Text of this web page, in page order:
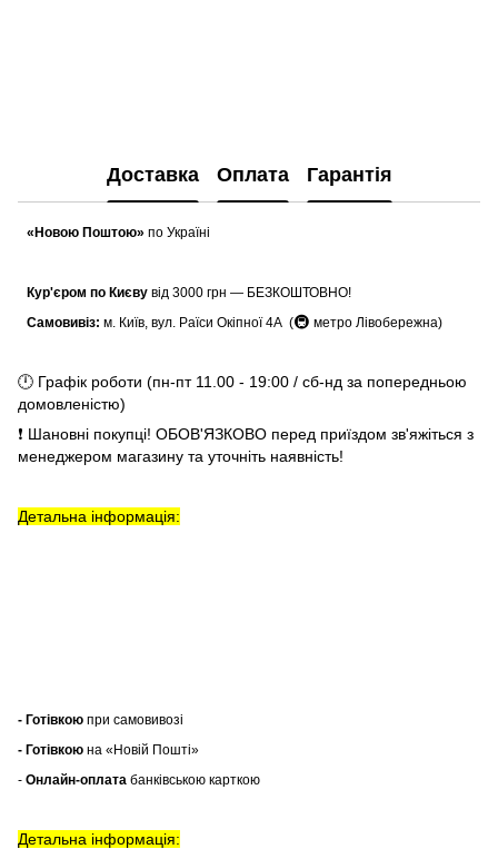
Доставка Оплата Гарантія
«Новою Поштою» по Україні
Кур'єром по Києву від 3000 грн — БЕЗКОШТОВНО!
Самовивіз: м. Київ, вул. Раїси Окіпної 4А (🚇 метро Лівобережна)
🕛 Графік роботи (пн-пт 11.00 - 19:00 / сб-нд за попередньою
домовленістю)
❗ Шановні покупці! ОБОВ'ЯЗКОВО перед приїздом зв'яжіться з
менеджером магазину та уточніть наявність!
Детальна інформація:
- Готівкою при самовивозі
- Готівкою на «Новій Пошті»
- Онлайн-оплата банківською карткою
Детальна інформація: